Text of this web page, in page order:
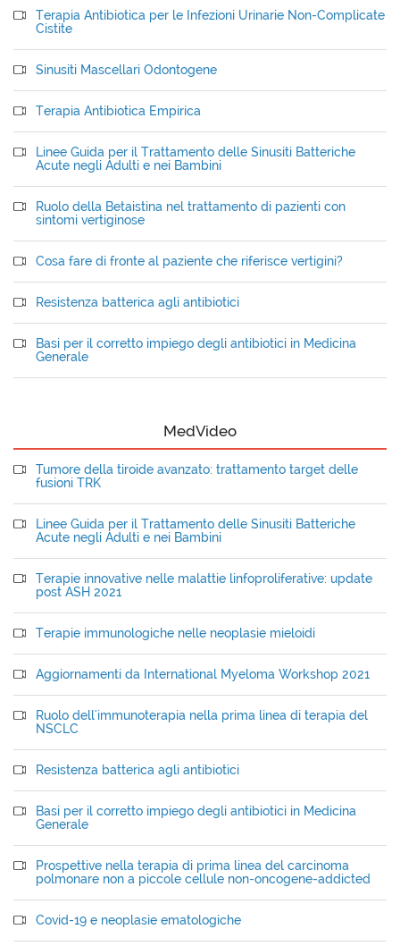
Terapia Antibiotica per le Infezioni Urinarie Non-Complicate
Cistite
Sinusiti Mascellari Odontogene
Terapia Antibiotica Empirica
Linee Guida per il Trattamento delle Sinusiti Batteriche
Acute negli Adulti e nei Bambini
Ruolo della Betaistina nel trattamento di pazienti con
sintomi vertiginose
Cosa fare di fronte al paziente che riferisce vertigini?
Resistenza batterica agli antibiotici
Basi per il corretto impiego degli antibiotici in Medicina
Generale
MedVideo
Tumore della tiroide avanzato: trattamento target delle
fusioni TRK
Linee Guida per il Trattamento delle Sinusiti Batteriche
Acute negli Adulti e nei Bambini
Terapie innovative nelle malattie linfoproliferative: update
post ASH 2021
Terapie immunologiche nelle neoplasie mieloidi
Aggiornamenti da International Myeloma Workshop 2021
Ruolo dell'immunoterapia nella prima linea di terapia del
NSCLC
Resistenza batterica agli antibiotici
Basi per il corretto impiego degli antibiotici in Medicina
Generale
Prospettive nella terapia di prima linea del carcinoma
polmonare non a piccole cellule non-oncogene-addicted
Covid-19 e neoplasie ematologiche